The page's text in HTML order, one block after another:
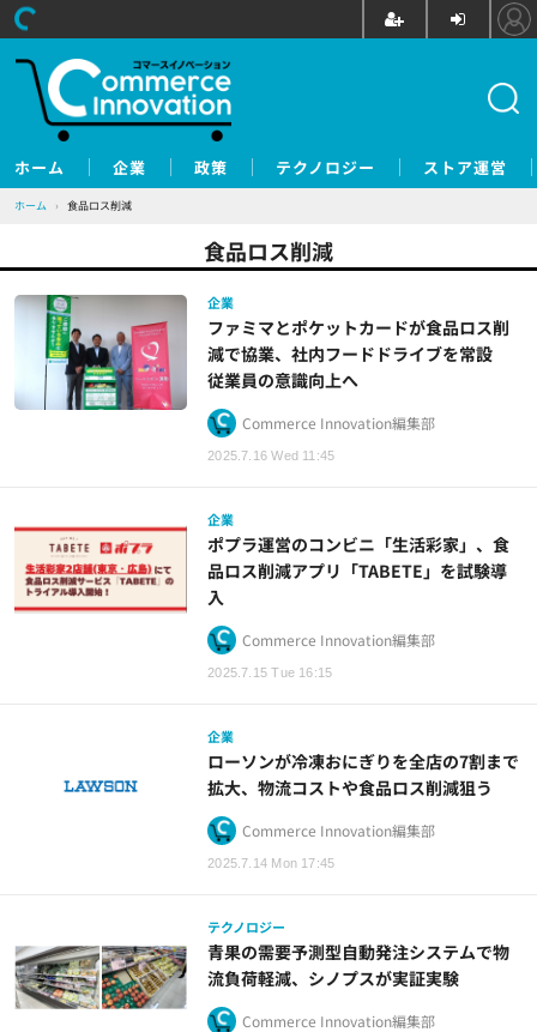
ホーム 企業 政策 テクノロジー ストア運営
ホーム › 食品ロス削減
食品ロス削減
企業
2025.7.16 Wed 11:45
ファミマとポケットカードが食品ロス削
減で協業、社内フードドライブを常設
従業員の意識向上へ
Commerce Innovation編集部
企業
2025.7.15 Tue 16:15
ポプラ運営のコンビニ「生活彩家」、食
品ロス削減アプリ「TABETE」を試験導
入
Commerce Innovation編集部
企業
2025.7.14 Mon 17:45
ローソンが冷凍おにぎりを全店の7割まで
拡大、物流コストや食品ロス削減狙う
Commerce Innovation編集部
テクノロジー
青果の需要予測型自動発注システムで物
流負荷軽減、シノプスが実証実験
Commerce Innovation編集部